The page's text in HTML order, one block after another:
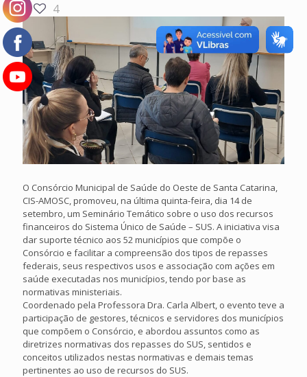
4
O Consórcio Municipal de Saúde do Oeste de Santa Catarina,
CIS-AMOSC, promoveu, na última quinta-feira, dia 14 de
setembro, um Seminário Temático sobre o uso dos recursos
financeiros do Sistema Único de Saúde – SUS. A iniciativa visa
dar suporte técnico aos 52 municípios que compõe o
Consórcio e facilitar a compreensão dos tipos de repasses
federais, seus respectivos usos e associação com ações em
saúde executadas nos municípios, tendo por base as
normativas ministeriais.
Coordenado pela Professora Dra. Carla Albert, o evento teve a
participação de gestores, técnicos e servidores dos municípios
que compõem o Consórcio, e abordou assuntos como as
diretrizes normativas dos repasses do SUS, sentidos e
conceitos utilizados nestas normativas e demais temas
pertinentes ao uso de recursos do SUS.